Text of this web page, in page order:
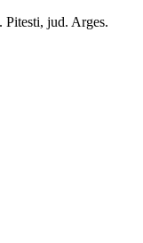
Pitesti, jud. Arges.